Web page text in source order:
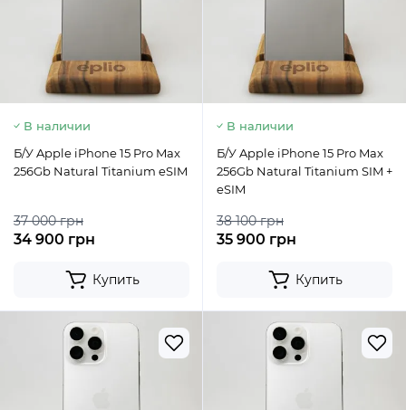
В наличии
Б/У Apple iPhone 15 Pro Max
256Gb Natural Titanium eSIM
37 000 грн
34 900 грн
Купить
В наличии
Б/У Apple iPhone 15 Pro Max
256Gb Natural Titanium SIM +
eSIM
38 100 грн
35 900 грн
Купить